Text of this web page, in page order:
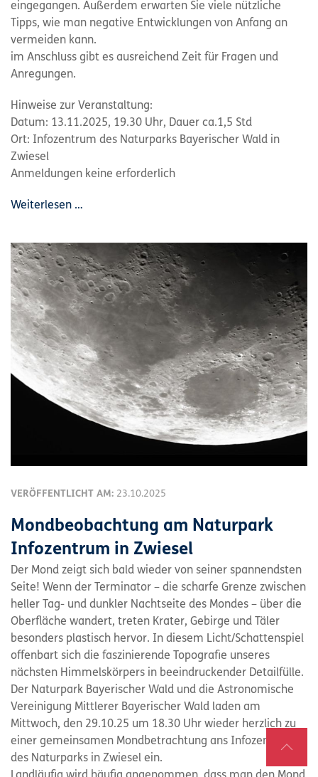
eingegangen. Außerdem erwarten Sie viele nützliche
Tipps, wie man negative Entwicklungen von Anfang an
vermeiden kann.
im Anschluss gibt es ausreichend Zeit für Fragen und
Anregungen.
Hinweise zur Veranstaltung:
Datum: 13.11.2025, 19.30 Uhr, Dauer ca.1,5 Std
Ort: Infozentrum des Naturparks Bayerischer Wald in
Zwiesel
Anmeldungen keine erforderlich
Weiterlesen …
VERÖFFENTLICHT AM: 23.10.2025
Mondbeobachtung am Naturpark
Infozentrum in Zwiesel
Der Mond zeigt sich bald wieder von seiner spannendsten
Seite! Wenn der Terminator – die scharfe Grenze zwischen
heller Tag- und dunkler Nachtseite des Mondes – über die
Oberfläche wandert, treten Krater, Gebirge und Täler
besonders plastisch hervor. In diesem Licht/Schattenspiel
offenbart sich die faszinierende Topografie unseres
nächsten Himmelskörpers in beeindruckender Detailfülle.
Der Naturpark Bayerischer Wald und die Astronomische
Vereinigung Mittlerer Bayerischer Wald laden am
Mittwoch, den 29.10.25 um 18.30 Uhr wieder herzlich zu
einer gemeinsamen Mondbetrachtung ans Infozentrum
des Naturparks in Zwiesel ein.